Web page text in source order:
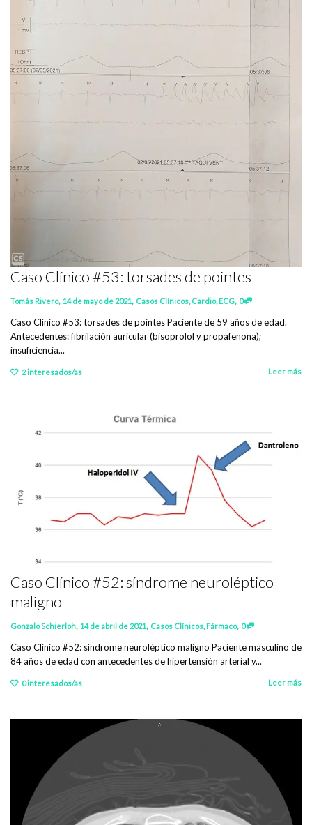
Caso Clínico #53: torsades de pointes
Tomás Rivero, 14 de mayo de 2021, Casos Clínicos, Cardio, ECG, 0
Caso Clínico #53: torsades de pointes Paciente de 59 años de edad.
Antecedentes: fibrilación auricular (bisoprolol y propafenona);
insuficiencia...
2interesados/as Leer más
Caso Clínico #52: síndrome neuroléptico
maligno
Gonzalo Schierloh, 14 de abril de 2021, Casos Clínicos, Fármaco, 0
Caso Clínico #52: síndrome neuroléptico maligno Paciente masculino de
84 años de edad con antecedentes de hipertensión arterial y...
0interesados/as Leer más